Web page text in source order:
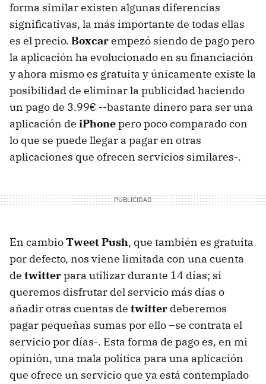
forma similar existen algunas diferencias
significativas, la más importante de todas ellas
es el precio. Boxcarempezó siendo de pago pero
la aplicación ha evolucionado en su financiación
y ahora mismo es gratuita y únicamente existe la
posibilidad de eliminar la publicidad haciendo
un pago de 3.99€ --bastante dinero para ser una
aplicación de iPhonepero poco comparado con
lo que se puede llegar a pagar en otras
aplicaciones que ofrecen servicios similares-.
En cambioTweet Push, que también es gratuita
por defecto, nos viene limitada con una cuenta
de twitterpara utilizar durante 14 días; si
queremos disfrutar del servicio más días o
añadir otras cuentas de twitter deberemos
pagar pequeñas sumas por ello –se contrata el
servicio por días-. Esta forma de pago es, en mi
opinión, una mala política para una aplicación
que ofrece un servicio que ya está contemplado